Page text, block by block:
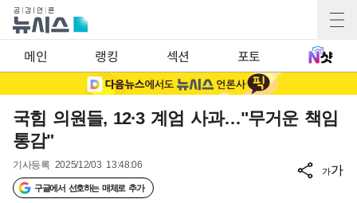
메인 랭킹 섹션 포토
국힘 의원들, 12·3 계엄 사과…"무거운 책임
통감"
기사등록 2025/12/03 13:48:06
구글에서 선호하는 매체로 추가
가가